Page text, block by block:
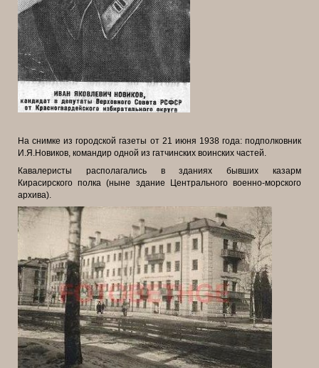
На снимке из городской газеты от 21 июня 1938 года: подполковник
И.Я.Новиков, командир одной из гатчинских воинских частей.
Кавалеристы располагались в зданиях бывших казарм
Кирасирскогополка (ныне здание Центрального военно-морского
архива).